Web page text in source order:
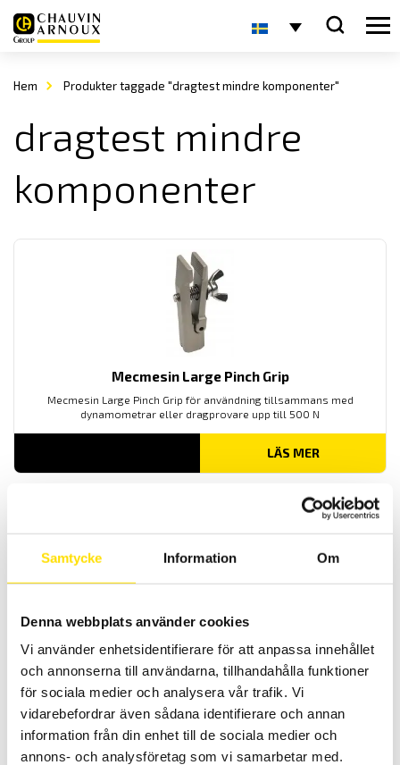
Samtycke Information Om
Denna webbplats använder cookies
Vi använder enhetsidentifierare för att anpassa innehållet
och annonserna till användarna, tillhandahålla funktioner
för sociala medier och analysera vår trafik. Vi
vidarebefordrar även sådana identifierare och annan
information från din enhet till de sociala medier och
annons- och analysföretag som vi samarbetar med.
Hem Produkter taggade "dragtest mindre komponenter"
dragtest mindre
komponenter
Mecmesin Large Pinch Grip
Mecmesin Large Pinch Grip för användning tillsammans med
dynamometrar eller dragprovare upp till 500 N
LÄS MER
Mecmesin Small pinch grip
Mecmesin Small Pinch Grip för användning tillsammans med
dynamometrar eller dragprovare upp till 200 N
LÄS MER